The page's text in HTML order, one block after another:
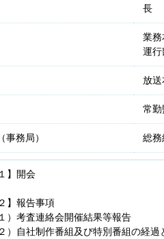
長
業務
運行
放送
常勤
（事務局） 総務
１】開会
２】報告事項
１）考査連絡会開催結果等報告
２）自社制作番組及び特別番組の経過